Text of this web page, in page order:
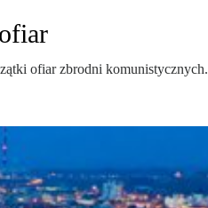
ofiar zbrodni komunistycznych.